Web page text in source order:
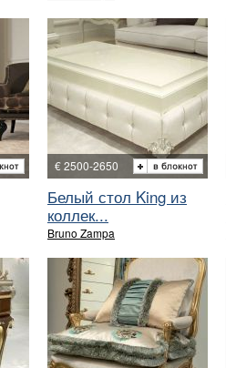
€ 2500-2650
Белый стол King из
коллек...
Bruno Zampa